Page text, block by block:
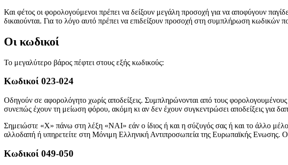
Και φέτος οι φορολογούμενοι πρέπει να δείξουν μεγάλη προσοχή για να αποφύγουν
δικαιούνται. Για το λόγο αυτό πρέπει να επιδείξουν προσοχή στη συμπλήρωση
Οι κωδικοί
Το μεγαλύτερο βάρος πέφτει στους εξής κωδικούς:
Κωδικοί 023-024
Οδηγούν σε αφορολόγητο χωρίς αποδείξεις. Συμπληρώνονται από τους
συνεπώς έχουν τη μείωση φόρου, ακόμη κι αν δεν έχουν συγκεντρώσει αποδείξεις για
Σημειώστε «Χ» πάνω στη λέξη «ΝΑΙ» εάν ο ίδιος ή και η σύζυγός σας ή και το άλλο
αλλοδαπή ή υπηρετείτε στη Μόνιμη Ελληνική Αντιπροσωπεία της Ευρωπαϊκής Ενωσης. Ο
Κωδικοί 049-050